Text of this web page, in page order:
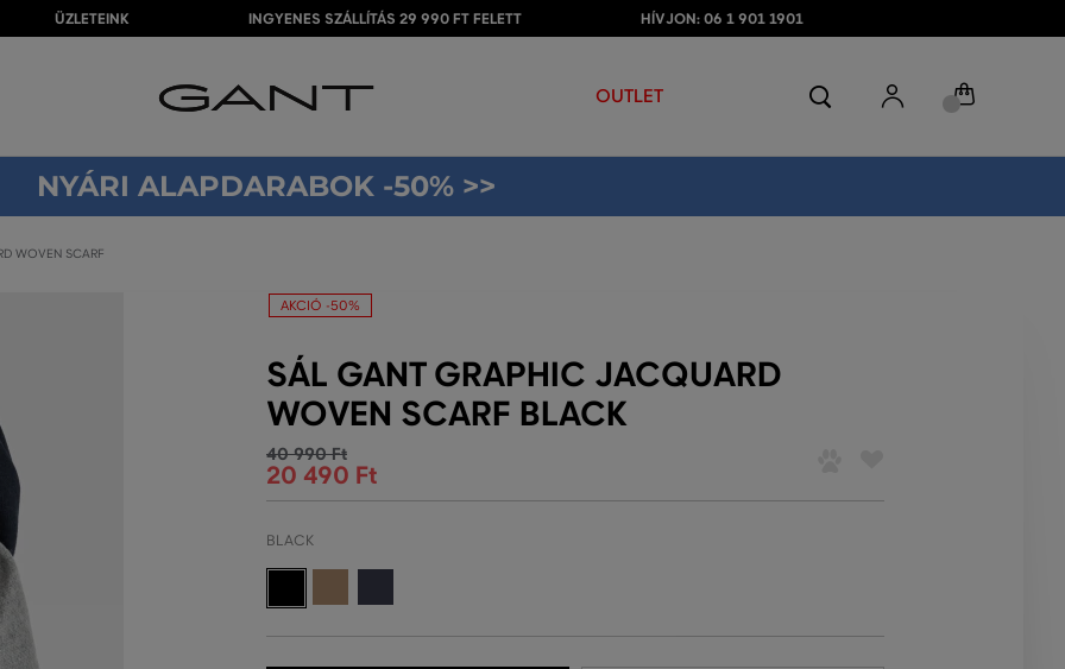
ÜZLETEINK INGYENES SZÁLLÍTÁS 29 990 FT FELETT HÍVJON: 06 1 901 1901
OUTLET
NYÁRI ALAPDARABOK -50% >>
WOVEN SCARF
AKCIÓ -50%
SÁL GANT GRAPHIC JACQUARD
WOVEN SCARF BLACK
40 990 Ft
20 490 Ft
BLACK